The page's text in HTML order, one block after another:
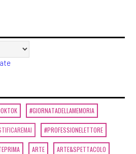
#GIORNATADELLAMEMORIA
#PROFESSIONELETTORE
ARTE ARTE&SPETTACOLO